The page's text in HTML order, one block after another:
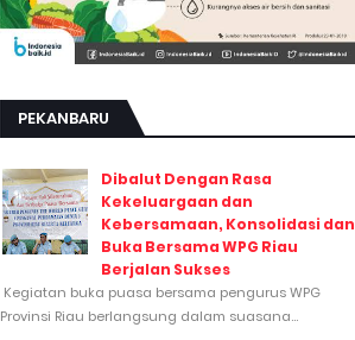
PEKANBARU
Dibalut Dengan Rasa
Kekeluargaan dan
Kebersamaan, Konsolidasi dan
Buka Bersama WPG Riau
Berjalan Sukses
Kegiatan buka puasa bersama pengurus WPG
Provinsi Riau berlangsung dalam suasana...